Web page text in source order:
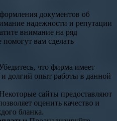
документов об
надежности и репутации
внимание на ряд
вам сделать
что фирма имеет
долгий опыт работы в данной
Некоторые сайты предоставляют
оценить качество и
бланка.